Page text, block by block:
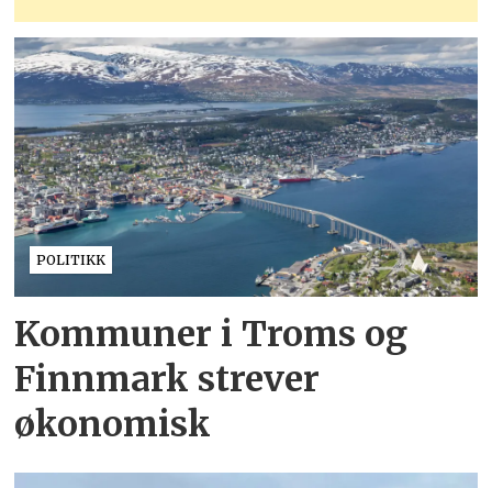
POLITIKK
Kommuner i Troms og
Finnmark strever
økonomisk